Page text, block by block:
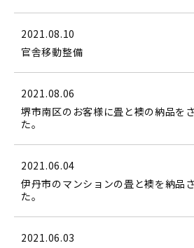
2021.08.10
官舎移動整備
2021.08.06
堺市南区のお客様に畳と襖の納品を
た。
2021.06.04
伊丹市のマンションの畳と襖を納品
た。
2021.06.03